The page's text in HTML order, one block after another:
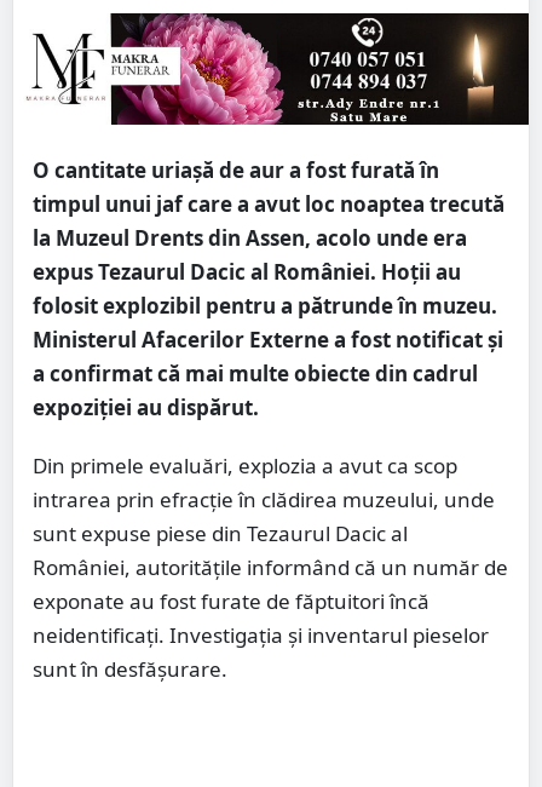
O cantitate uriașă de aur a fost furată în
timpul unui jaf care a avut loc noaptea trecută
la Muzeul Drents din Assen, acolo unde era
expus Tezaurul Dacic al României. Hoții au
folosit explozibil pentru a pătrunde în muzeu.
Ministerul Afacerilor Externe a fost notificat și
a confirmat că mai multe obiecte din cadrul
expoziției au dispărut.
Din primele evaluări, explozia a avut ca scop
intrarea prin efracţie în clădirea muzeului, unde
sunt expuse piese din Tezaurul Dacic al
României, autorităţile informând că un număr de
exponate au fost furate de făptuitori încă
neidentificaţi. Investigaţia şi inventarul pieselor
sunt în desfăşurare.